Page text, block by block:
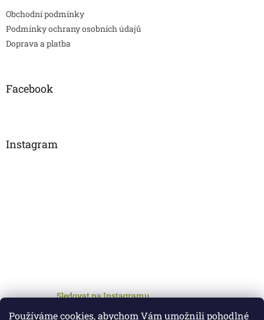
Používáme cookies, abychom Vám umožnili pohodlné
Obchodní podmínky
Podmínky ochrany osobních údajů
Doprava a platba
Facebook
Instagram
Sledovat na Instagramu